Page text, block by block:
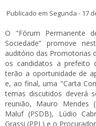
Publicado em Segunda - 17
O "Fórum Permanente
Sociedade” promove
auditório das Promotorias
os candidatos a prefeito
terão a oportunidade de
e, ao final, uma "Carta
temas discutidos deverá
reunião, Mauro Mendes
Maluf (PSDB), Lúdio
Grassi (PPL) e o